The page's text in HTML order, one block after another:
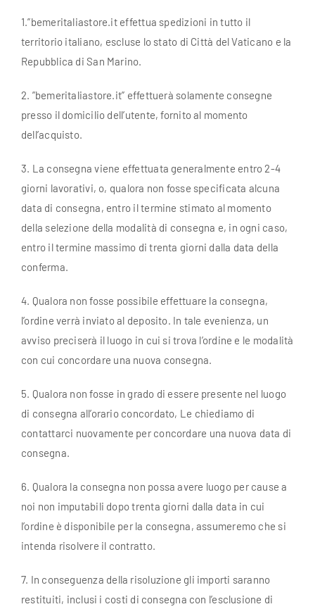
1.”bemeritaliastore.it effettua spedizioni in tutto il
territorio italiano, escluse lo stato di Città del Vaticano e la
Repubblica di San Marino.
2. ”bemeritaliastore.it” effettuerà solamente consegne
presso il domicilio dell’utente, fornito al momento
dell’acquisto.
3. La consegna viene effettuata generalmente entro 2-4
giorni lavorativi, o, qualora non fosse specificata alcuna
data di consegna, entro il termine stimato al momento
della selezione della modalità di consegna e, in ogni caso,
entro il termine massimo di trenta giorni dalla data della
conferma.
4. Qualora non fosse possibile effettuare la consegna,
l’ordine verrà inviato al deposito. In tale evenienza, un
avviso preciserà il luogo in cui si trova l’ordine e le modalità
con cui concordare una nuova consegna.
5. Qualora non fosse in grado di essere presente nel luogo
di consegna all’orario concordato, Le chiediamo di
contattarci nuovamente per concordare una nuova data di
consegna.
6. Qualora la consegna non possa avere luogo per cause a
noi non imputabili dopo trenta giorni dalla data in cui
l’ordine è disponibile per la consegna, assumeremo che si
intenda risolvere il contratto.
7. In conseguenza della risoluzione gli importi saranno
restituiti, inclusi i costi di consegna con l’esclusione di